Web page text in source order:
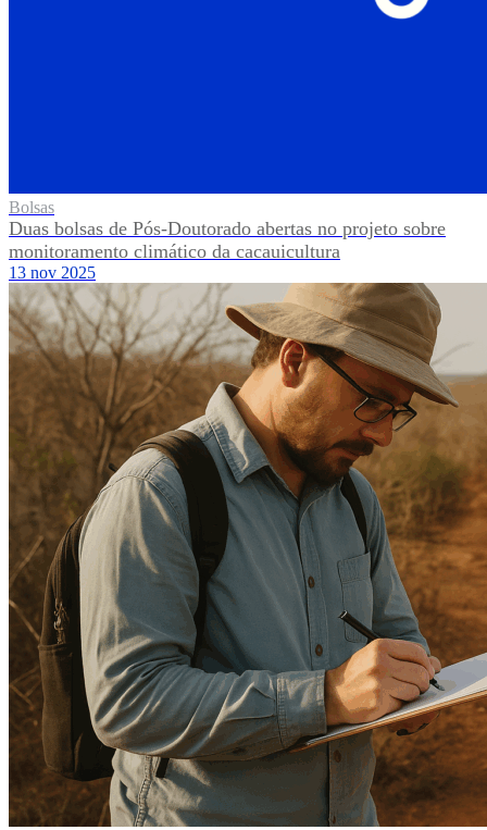
Bolsas
Duas bolsas de Pós-Doutorado abertas no projeto sobre
monitoramento climático da cacauicultura
13 nov 2025